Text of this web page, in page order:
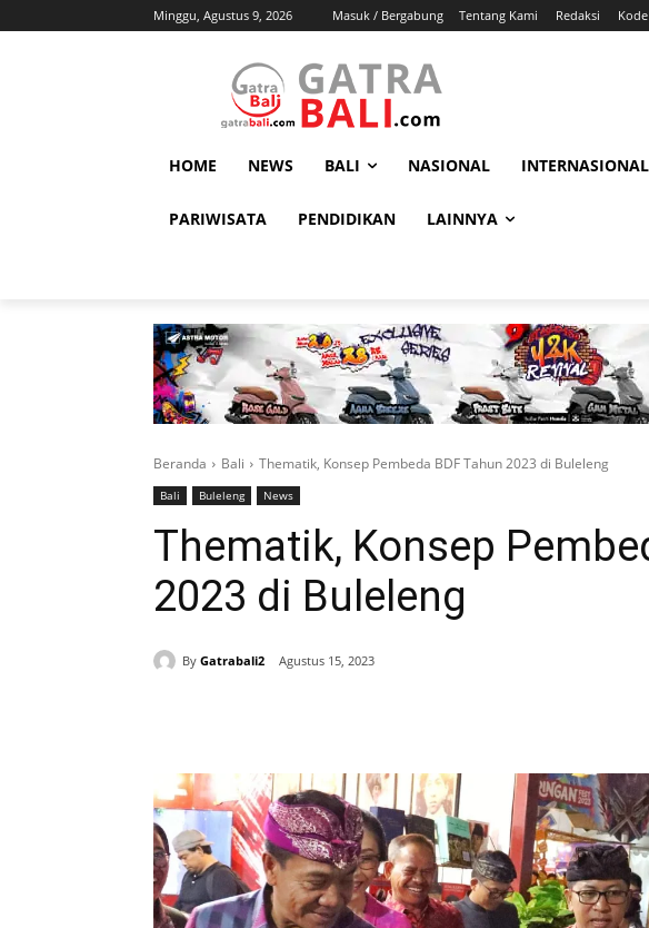
Minggu, Agustus 9, 2026 Masuk / Bergabung Tentang Kami Redaksi
HOME NEWS BALI NASIONAL INTERNASIONAL
PARIWISATA PENDIDIKAN LAINNYA
Beranda Bali Thematik, Konsep Pembeda BDF Tahun 2023 di Buleleng
Bali Buleleng News
Thematik, Konsep
2023 di Buleleng
By Gatrabali2 Agustus 15, 2023